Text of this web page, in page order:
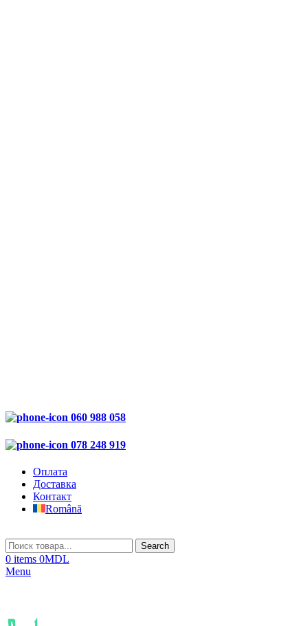
060 988 058
078 248 919
Оплата
Доставка
Контакт
Română
Search
0 items 0MDL
Menu